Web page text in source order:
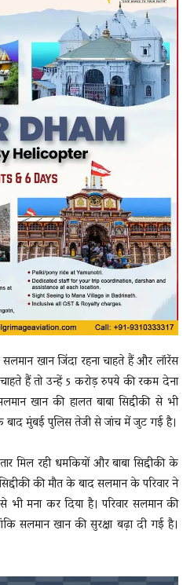
खान जिंदा रहना चाहते हैं और लॉरेंस
हैं तो उन्हें 5 करोड़ रुपये की रकम देना
खान की हालत बाबा सिद्दीकी से भी
मुंबई पुलिस तेजी से जांच में जुट गई है।
मिल रही धमकियों और बाबा सिद्दीकी के
की मौत के बाद सलमान के परिवार ने
मना कर दिया है। परिवार सलमान की
सलमान खान की सुरक्षा बढ़ा दी गई है।